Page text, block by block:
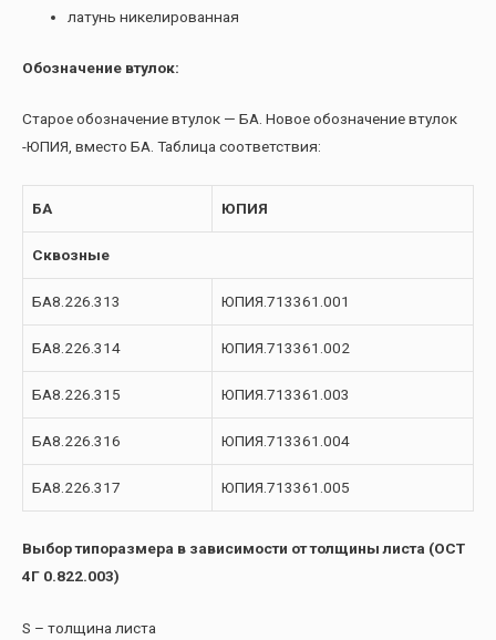
латунь никелированная
Обозначение втулок:
Старое обозначение втулок — БА. Новое обозначение втулок
-ЮПИЯ, вместо БА. Таблица соответствия:
БА ЮПИЯ
Сквозные
БА8.226.313 ЮПИЯ.713361.001
БА8.226.314 ЮПИЯ.713361.002
БА8.226.315 ЮПИЯ.713361.003
БА8.226.316 ЮПИЯ.713361.004
БА8.226.317 ЮПИЯ.713361.005
Выбор типоразмера в зависимости от толщины листа (ОСТ
4Г 0.822.003)
S – толщина листа